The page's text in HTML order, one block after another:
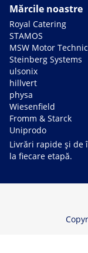
Mărcile noastre
Royal Catering
STAMOS
MSW Motor
Steinberg Systems
ulsonix
hillvert
physa
Wiesenfield
Fromm & Starck
Uniprodo
Livrări rapide și de
la fiecare etapă.